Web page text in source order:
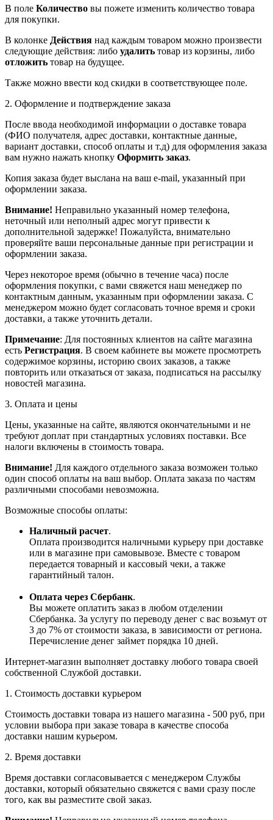
В поле Количество вы пожете изменить количество товара
для покупки.
В колонке Действия над каждым товаром можно произвести
следующие действия: либо удалить товар из корзины, либо
отложить товар на будущее.
Также можно ввести код скидки в соответствующее поле.
2. Оформление и подтверждение заказа
После ввода необходимой информации о доставке товара
(ФИО получателя, адрес доставки, контактные данные,
вариант доставки, способ оплаты и т.д) для оформления заказа
вам нужно нажать кнопку Оформить заказ.
Копия заказа будет выслана на ваш e-mail, указанный при
оформлении заказа.
Внимание! Неправильно указанный номер телефона,
неточный или неполный адрес могут привести к
дополнительной задержке! Пожалуйста, внимательно
проверяйте ваши персональные данные при регистрации и
оформлении заказа.
Через некоторое время (обычно в течение часа) после
оформления покупки, с вами свяжется наш менеджер по
контактным данным, указанным при оформлении заказа. С
менеджером можно будет согласовать точное время и сроки
доставки, а также уточнить детали.
Примечание: Для постоянных клиентов на сайте магазина
есть Регистрация. В своем кабинете вы можете просмотреть
содержимое корзины, историю своих заказов, а также
повторить или отказаться от заказа, подписаться на рассылку
новостей магазина.
3. Оплата и цены
Цены, указанные на сайте, являются окончательными и не
требуют доплат при стандартных условиях поставки. Все
налоги включены в стоимость товара.
Внимание! Для каждого отдельного заказа возможен только
один способ оплаты на ваш выбор. Оплата заказа по частям
различными способами невозможна.
Возможные способы оплаты:
Наличный расчет.
Оплата производится наличными курьеру при доставке
или в магазине при самовывозе. Вместе с товаром
передается товарный и кассовый чеки, а также
гарантийный талон.
Оплата через Сбербанк.
Вы можете оплатить заказ в любом отделении
Сбербанка. За услугу по переводу денег с вас возьмут от
3 до 7% от стоимости заказа, в зависимости от региона.
Перечисление денег займет порядка 10 дней.
Интернет-магазин выполняет доставку любого товара своей
собственной Службой доставки.
1. Стоимость доставки курьером
Стоимость доставки товара из нашего магазина - 500 руб, при
условии выбора при заказе товара в качестве способа
доставки нашим курьером.
2. Время доставки
Время доставки согласовывается с менеджером Службы
доставки, который обязательно свяжется с вами сразу после
того, как вы разместите свой заказ.